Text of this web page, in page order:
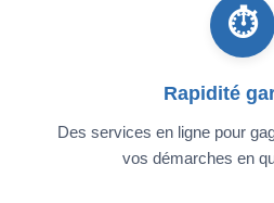
⏱
Rapidité
Des services en ligne pour
vos démarches en